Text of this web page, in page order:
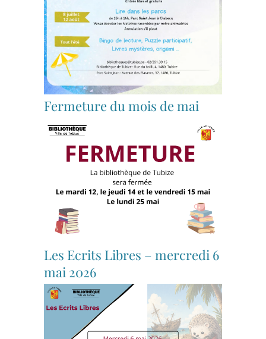
Fermeture du mois de mai
Les Ecrits Libres – mercredi 6
mai 2026